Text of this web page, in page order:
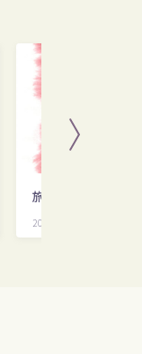
旅役者 女形
2023.04.21